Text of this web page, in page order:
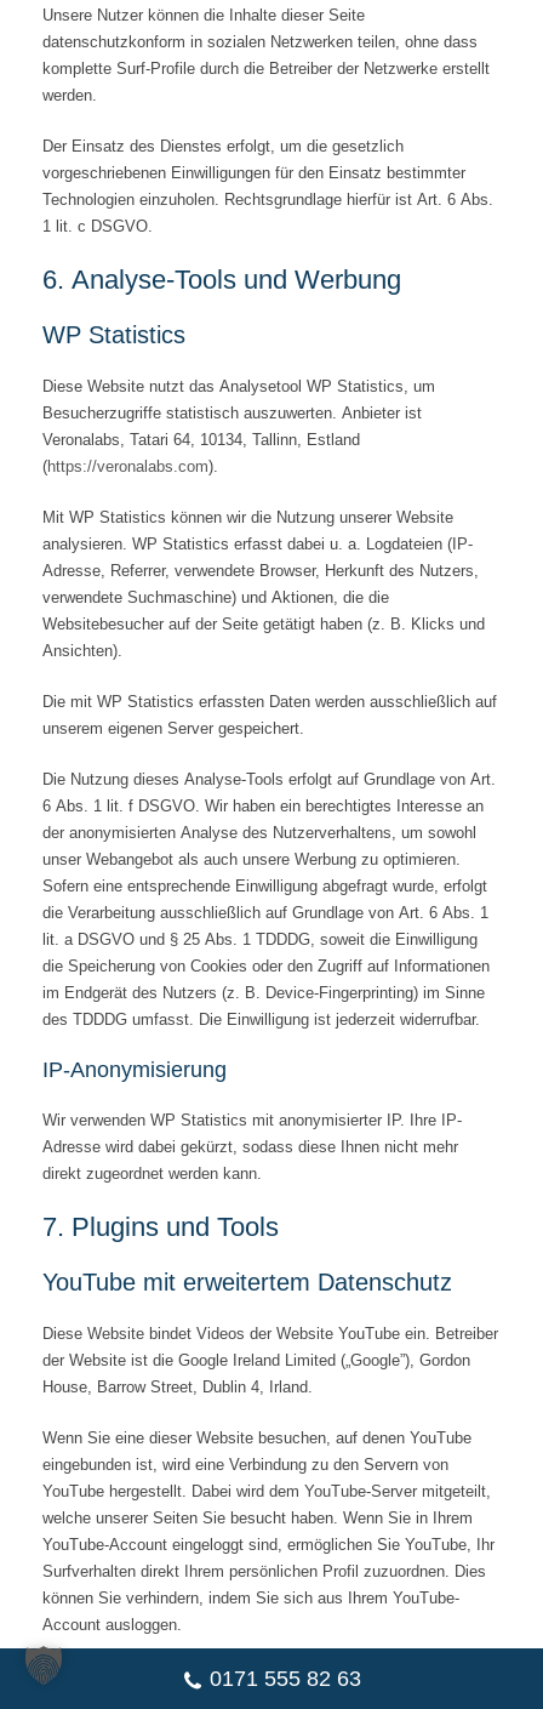
Unsere Nutzer können die Inhalte dieser Seite
datenschutzkonform in sozialen Netzwerken teilen, ohne dass
komplette Surf-Profile durch die Betreiber der Netzwerke erstellt
werden.
Der Einsatz des Dienstes erfolgt, um die gesetzlich
vorgeschriebenen Einwilligungen für den Einsatz bestimmter
Technologien einzuholen. Rechtsgrundlage hierfür ist Art. 6 Abs.
1 lit. c DSGVO.
6. Analyse-Tools und Werbung
WP Statistics
Diese Website nutzt das Analysetool WP Statistics, um
Besucherzugriffe statistisch auszuwerten. Anbieter ist
Veronalabs, Tatari 64, 10134, Tallinn, Estland
(https://veronalabs.com).
Mit WP Statistics können wir die Nutzung unserer Website
analysieren. WP Statistics erfasst dabei u. a. Logdateien (IP-
Adresse, Referrer, verwendete Browser, Herkunft des Nutzers,
verwendete Suchmaschine) und Aktionen, die die
Websitebesucher auf der Seite getätigt haben (z. B. Klicks und
Ansichten).
Die mit WP Statistics erfassten Daten werden ausschließlich auf
unserem eigenen Server gespeichert.
Die Nutzung dieses Analyse-Tools erfolgt auf Grundlage von Art.
6 Abs. 1 lit. f DSGVO. Wir haben ein berechtigtes Interesse an
der anonymisierten Analyse des Nutzerverhaltens, um sowohl
unser Webangebot als auch unsere Werbung zu optimieren.
Sofern eine entsprechende Einwilligung abgefragt wurde, erfolgt
die Verarbeitung ausschließlich auf Grundlage von Art. 6 Abs. 1
lit. a DSGVO und § 25 Abs. 1 TDDDG, soweit die Einwilligung
die Speicherung von Cookies oder den Zugriff auf Informationen
im Endgerät des Nutzers (z. B. Device-Fingerprinting) im Sinne
des TDDDG umfasst. Die Einwilligung ist jederzeit widerrufbar.
IP-Anonymisierung
Wir verwenden WP Statistics mit anonymisierter IP. Ihre IP-
Adresse wird dabei gekürzt, sodass diese Ihnen nicht mehr
direkt zugeordnet werden kann.
7. Plugins und Tools
YouTube mit erweitertem Datenschutz
Diese Website bindet Videos der Website YouTube ein. Betreiber
der Website ist die Google Ireland Limited („Google”), Gordon
House, Barrow Street, Dublin 4, Irland.
Wenn Sie eine dieser Website besuchen, auf denen YouTube
eingebunden ist, wird eine Verbindung zu den Servern von
YouTube hergestellt. Dabei wird dem YouTube-Server mitgeteilt,
welche unserer Seiten Sie besucht haben. Wenn Sie in Ihrem
YouTube-Account eingeloggt sind, ermöglichen Sie YouTube, Ihr
Surfverhalten direkt Ihrem persönlichen Profil zuzuordnen. Dies
können Sie verhindern, indem Sie sich aus Ihrem YouTube-
Account ausloggen.
Wir nutzen YouTube im erweiterten Datenschutzmodus. Videos,
0171 555 82 63